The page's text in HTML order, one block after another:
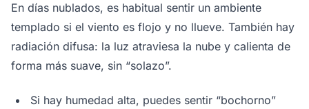
En días nublados, es habitual sentir un ambiente
templado si el viento es flojo y no llueve. También hay
radiación difusa: la luz atraviesa la nube y calienta de
forma más suave, sin “solazo”.
Si hay humedad alta, puedes sentir “bochorno”